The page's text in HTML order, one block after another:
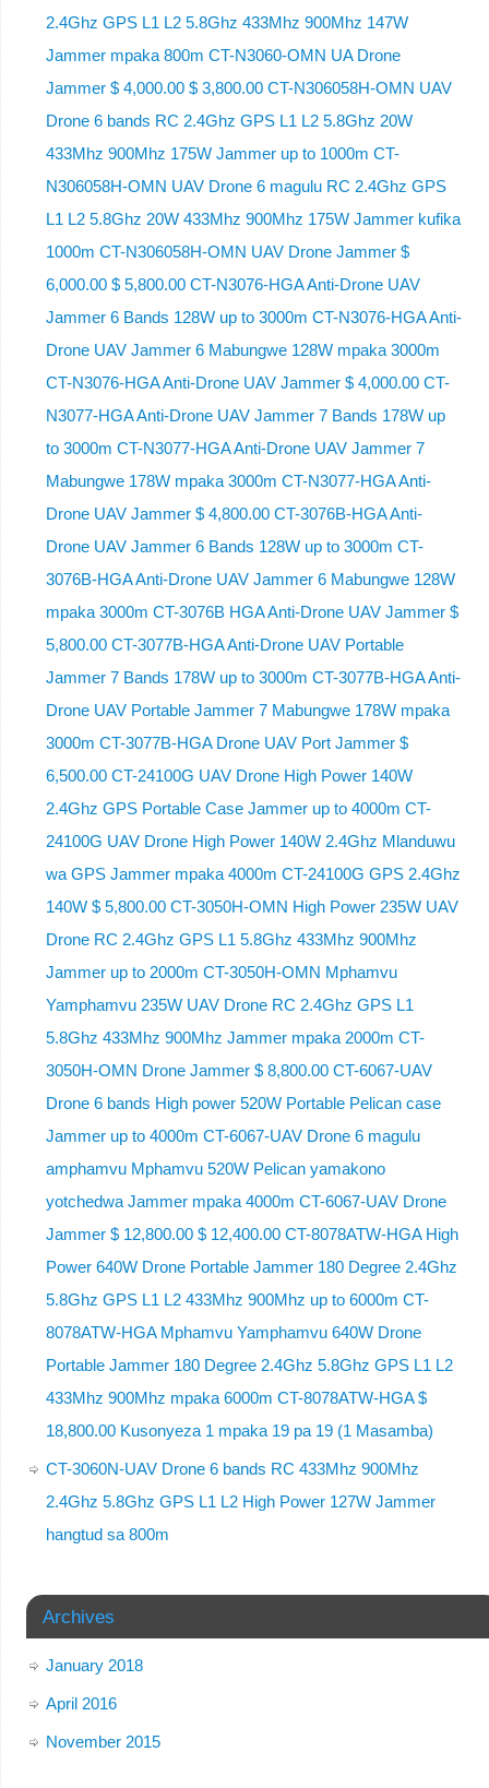
2.4Ghz GPS L1 L2 5.8Ghz 433Mhz 900Mhz 147W
Jammer mpaka 800m CT-N3060-OMN UA Drone
Jammer $ 4,000.00 $ 3,800.00 CT-N306058H-OMN UAV
Drone 6 bands RC 2.4Ghz GPS L1 L2 5.8Ghz 20W
433Mhz 900Mhz 175W Jammer up to 1000m CT-
N306058H-OMN UAV Drone 6 magulu RC 2.4Ghz GPS
L1 L2 5.8Ghz 20W 433Mhz 900Mhz 175W Jammer kufika
1000m CT-N306058H-OMN UAV Drone Jammer $
6,000.00 $ 5,800.00 CT-N3076-HGA Anti-Drone UAV
Jammer 6 Bands 128W up to 3000m CT-N3076-HGA ​​Anti-
Drone UAV Jammer 6 Mabungwe 128W mpaka 3000m
CT-N3076-HGA ​​Anti-Drone UAV Jammer $ 4,000.00 CT-
N3077-HGA Anti-Drone UAV Jammer 7 Bands 178W up
to 3000m CT-N3077-HGA Anti-Drone UAV Jammer 7
Mabungwe 178W mpaka 3000m CT-N3077-HGA Anti-
Drone UAV Jammer $ 4,800.00 CT-3076B-HGA Anti-
Drone UAV Jammer 6 Bands 128W up to 3000m CT-
3076B-HGA Anti-Drone UAV Jammer 6 Mabungwe 128W
mpaka 3000m CT-3076B HGA Anti-Drone UAV Jammer $
5,800.00 CT-3077B-HGA Anti-Drone UAV Portable
Jammer 7 Bands 178W up to 3000m CT-3077B-HGA Anti-
Drone UAV Portable Jammer 7 Mabungwe 178W mpaka
3000m CT-3077B-HGA Drone UAV Port Jammer $
6,500.00 CT-24100G UAV Drone High Power 140W
2.4Ghz GPS Portable Case Jammer up to 4000m CT-
24100G UAV Drone High Power 140W 2.4Ghz Mlanduwu
wa GPS Jammer mpaka 4000m CT-24100G GPS 2.4Ghz
140W $ 5,800.00 CT-3050H-OMN High Power 235W UAV
Drone RC 2.4Ghz GPS L1 5.8Ghz 433Mhz 900Mhz
Jammer up to 2000m CT-3050H-OMN Mphamvu
Yamphamvu 235W UAV Drone RC 2.4Ghz GPS L1
5.8Ghz 433Mhz 900Mhz Jammer mpaka 2000m CT-
3050H-OMN Drone Jammer $ 8,800.00 CT-6067-UAV
Drone 6 bands High power 520W Portable Pelican case
Jammer up to 4000m CT-6067-UAV Drone 6 magulu
amphamvu Mphamvu 520W Pelican yamakono
yotchedwa Jammer mpaka 4000m CT-6067-UAV Drone
Jammer $ 12,800.00 $ 12,400.00 CT-8078ATW-HGA High
Power 640W Drone Portable Jammer 180 Degree 2.4Ghz
5.8Ghz GPS L1 L2 433Mhz 900Mhz up to 6000m CT-
8078ATW-HGA Mphamvu Yamphamvu 640W Drone
Portable Jammer 180 Degree 2.4Ghz 5.8Ghz GPS L1 L2
433Mhz 900Mhz mpaka 6000m CT-8078ATW-HGA $
18,800.00 Kusonyeza 1 mpaka 19 pa 19 (1 Masamba)
CT-3060N-UAV Drone 6 bands RC 433Mhz 900Mhz
2.4Ghz 5.8Ghz GPS L1 L2 High Power 127W Jammer
hangtud sa 800m
Archives
January 2018
April 2016
November 2015